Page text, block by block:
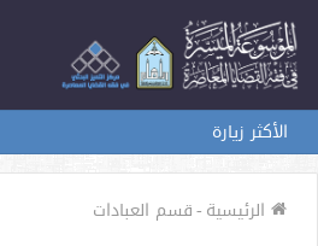
الأكثر زيارة
الرئيسية-قسم العبادات